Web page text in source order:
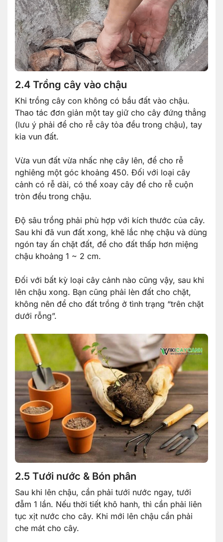
2.4 Trồng cây vào chậu
Khi trồng cây con không có bầu đất vào chậu.
Thao tác đơn giản một tay giữ cho cây đứng thẳng
(lưu ý phải để cho rễ cây tỏa đều trong chậu), tay
kia vun đất.
Vừa vun đất vừa nhấc nhẹ cây lên, để cho rễ
nghiêng một góc khoảng 450. Đối với loại cây
cảnh có rễ dài, có thể xoay cây để cho rễ cuộn
tròn đều trong chậu.
Độ sâu trồng phải phù hợp với kích thước của cây.
Sau khi đã vun đất xong, khẽ lắc nhẹ chậu và dùng
ngón tay ấn chặt đất, để cho đất thấp hơn miệng
chậu khoảng 1 ~ 2 cm.
Đối với bất kỳ loại cây cảnh nào cũng vậy, sau khi
lên chậu xong. Bạn cũng phải lèn đất cho chặt,
không nên để cho đất trồng ở tình trạng “trên chặt
dưới rỗng”.
2.5 Tưới nước & Bón phân
Sau khi lên chậu, cần phải tưới nước ngay, tưới
đẫm 1 lần. Nếu thời tiết khô hanh, thì cần phải liên
tục xịt nước cho cây. Khi mới lên chậu cần phải
che mát cho cây.